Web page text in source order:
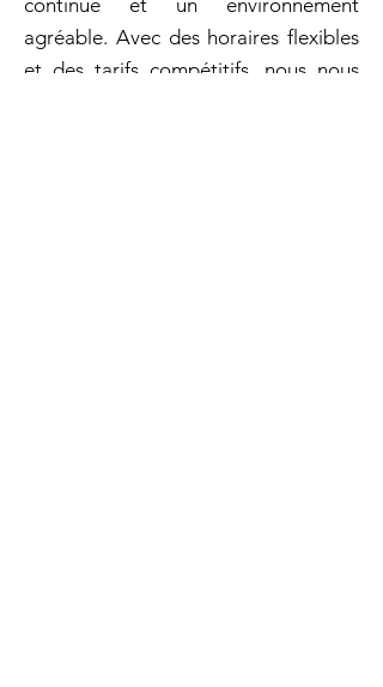
continue et un environnement
agréable. Avec des horaires flexibles
et des tarifs compétitifs, nous nous